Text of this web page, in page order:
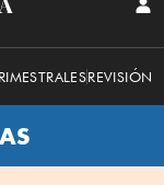
REVISIÓN